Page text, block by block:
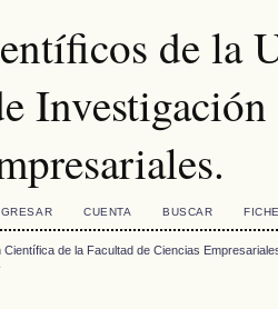
de la
CUENTA BUSCAR
Científica de la Facultad de Ciencias